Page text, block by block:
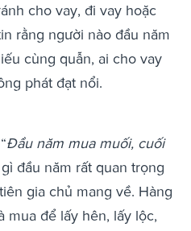
cho vay, đi vay hoặc
rằng người nào đầu năm
cùng quẫn, ai cho vay
phát đạt nổi.
Đầu năm mua muối, cuối
đầu năm rất quan trọng
gia chủ mang về. Hàng
mua để lấy hên, lấy lộc,